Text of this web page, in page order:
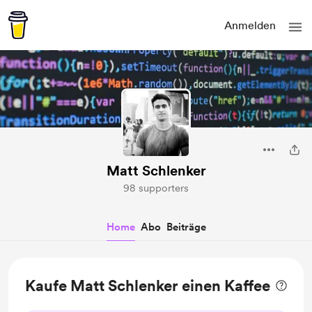
Anmelden
Matt Schlenker
98 supporters
Home Abo Beiträge
Kaufe Matt Schlenker einen Kaffee